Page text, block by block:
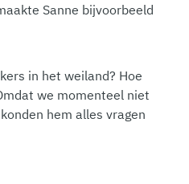
Sanne bijvoorbeeld
in het weiland? Hoe
we momenteel niet
hem alles vragen